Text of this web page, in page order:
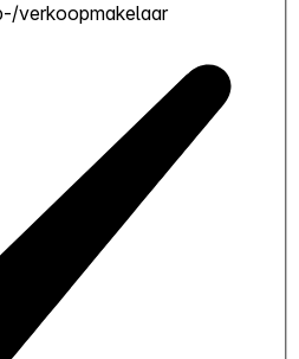
verkoopmakelaar